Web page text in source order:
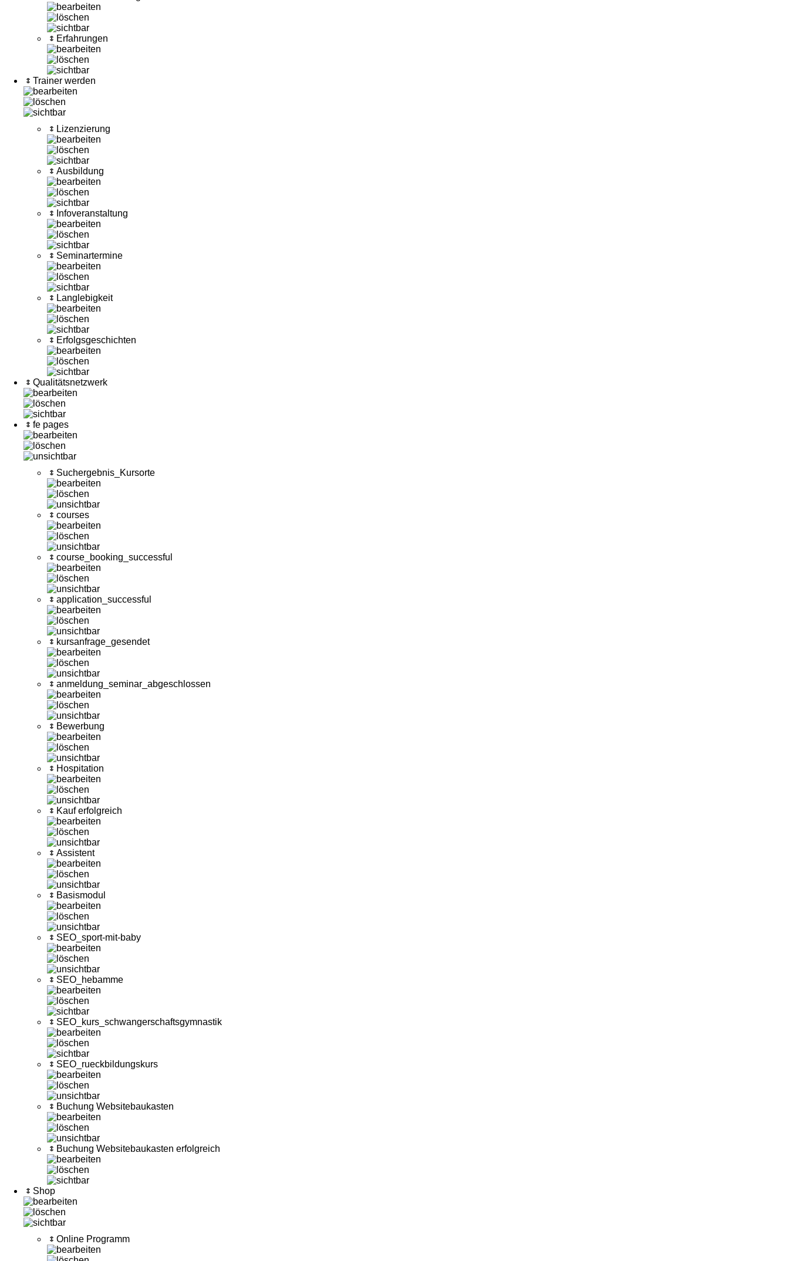
Erfahrungen
Trainer werden
Lizenzierung
Ausbildung
Infoveranstaltung
Seminartermine
Langlebigkeit
Erfolgsgeschichten
Qualitätsnetzwerk
fe pages
Suchergebnis_Kursorte
courses
course_booking_successful
application_successful
kursanfrage_gesendet
anmeldung_seminar_abgeschlossen
Bewerbung
Hospitation
Kauf erfolgreich
Assistent
Basismodul
SEO_sport-mit-baby
SEO_hebamme
SEO_kurs_schwangerschaftsgymnastik
SEO_rueckbildungskurs
Buchung Websitebaukasten
Buchung Websitebaukasten erfolgreich
Shop
Online Programm